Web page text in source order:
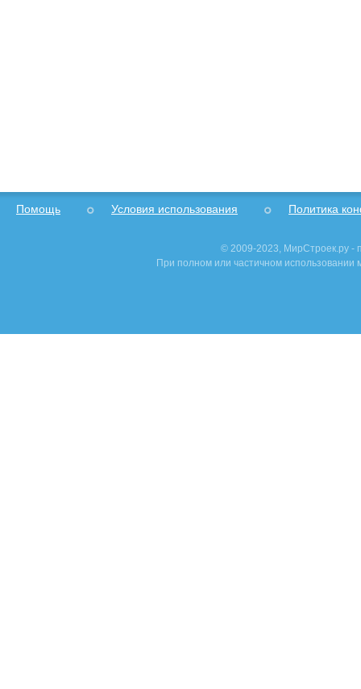
Помощь Условия использования Политика
© 2009-2023, МирСтроек.ру -
При полном или частичном использовании